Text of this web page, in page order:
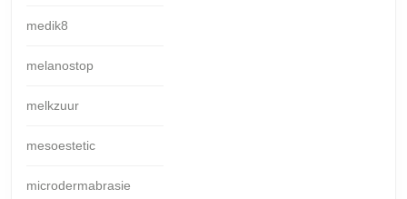
medik8
melanostop
melkzuur
mesoestetic
microdermabrasie